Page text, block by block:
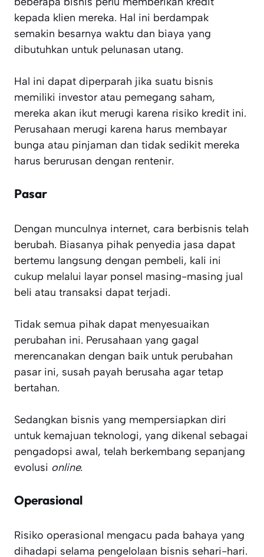
kepada klien mereka. Hal ini berdampak
semakin besarnya waktu dan biaya yang
dibutuhkan untuk pelunasan utang.
Hal ini dapat diperparah jika suatu bisnis
memiliki investor atau pemegang saham,
mereka akan ikut merugi karena risiko kredit ini.
Perusahaan merugi karena harus membayar
bunga atau pinjaman dan tidak sedikit mereka
harus berurusan dengan rentenir.
Pasar
Dengan munculnya internet, cara berbisnis telah
berubah. Biasanya pihak penyedia jasa dapat
bertemu langsung dengan pembeli, kali ini
cukup melalui layar ponsel masing-masing jual
beli atau transaksi dapat terjadi.
Tidak semua pihak dapat menyesuaikan
perubahan ini. Perusahaan yang gagal
merencanakan dengan baik untuk perubahan
pasar ini, susah payah berusaha agar tetap
bertahan.
Sedangkan bisnis yang mempersiapkan diri
untuk kemajuan teknologi, yang dikenal sebagai
pengadopsi awal, telah berkembang sepanjang
evolusi online.
Operasional
Risiko operasional mengacu pada bahaya yang
dihadapi selama pengelolaan bisnis sehari-hari.